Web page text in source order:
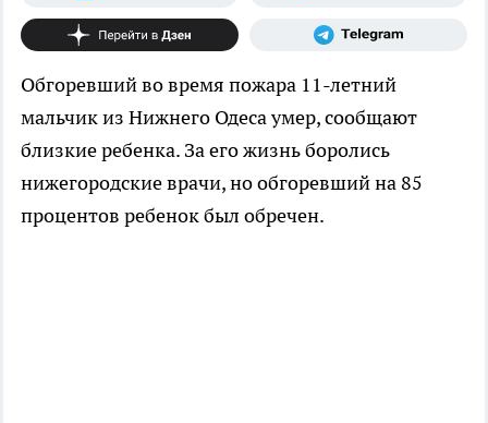
Обгоревший во время пожара 11-летний
мальчик из Нижнего Одеса умер, сообщают
близкие ребенка. За его жизнь боролись
нижегородские врачи, но обгоревший на 85
процентов ребенок был обречен.